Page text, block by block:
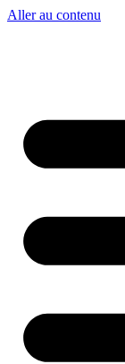
Aller au contenu